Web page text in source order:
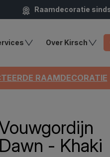
Raamdecoratie
Over Kirsch
RAAMDECORATIE
Dawn - Khaki